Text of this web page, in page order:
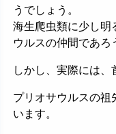
うでしょう。
海生爬虫類に少し明
ウルスの仲間であろ
しかし、実際には、
プリオサウルスの祖
います。